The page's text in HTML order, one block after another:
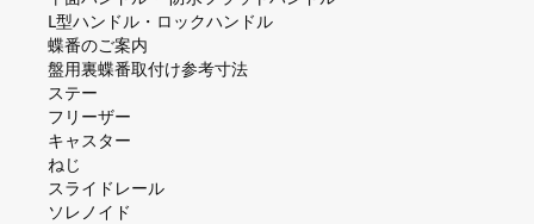
L型ハンドル・ロックハンドル
蝶番のご案内
盤⽤裏蝶番取付け参考⼨法
ステー
フリーザー
キャスター
ねじ
スライドレール
ソレノイド